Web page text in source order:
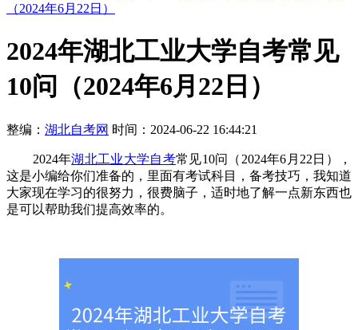
（2024年6月22日）
2024年湖北工业大学自考常见
10问（2024年6月22日）
整编： 湖北自考网 时间：2024-06-22 16:44:21
2024年湖北工业大学自考常见10问（2024年6月22日），
这是小编给你们准备的，里面有考试科目，备考技巧，我知道
大家现在学习的很努力，很费脑子，适时地了解一点新东西也
是可以帮助我们提高效率的。